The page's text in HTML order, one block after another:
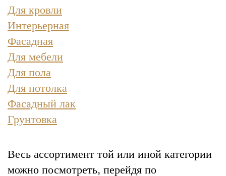
Для кровли
Интерьерная
Фасадная
Для мебели
Для пола
Для потолка
Фасадный лак
Грунтовка
Весь ассортимент той или иной категории
можно посмотреть, перейдя по